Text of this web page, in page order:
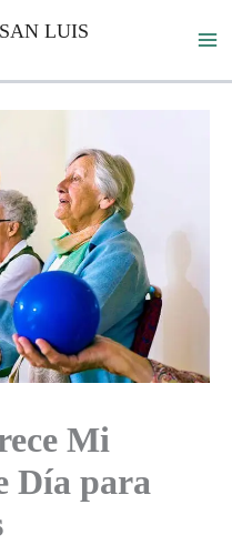
LUIS
Mi
Día para